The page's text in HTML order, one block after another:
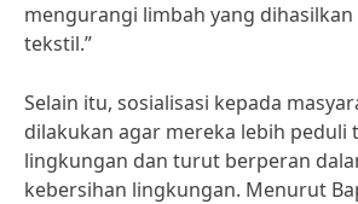
mengurangi limbah yang
tekstil.”
Selain itu, sosialisasi kepada
dilakukan agar mereka lebih peduli
lingkungan dan turut berperan
kebersihan lingkungan. Menurut